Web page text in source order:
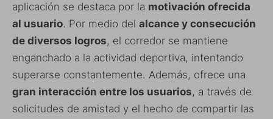
aplicación se destaca por la motivación ofrecida
al usuario. Por medio del alcance y consecución
de diversos logros, el corredor se mantiene
enganchado a la actividad deportiva, intentando
superarse constantemente. Además, ofrece una
gran interacción entre los usuarios, a través de
solicitudes de amistad y el hecho de compartir las